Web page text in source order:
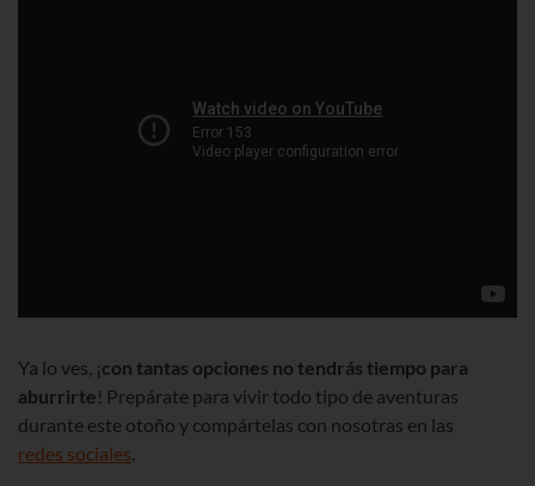
Ya lo ves, ¡con tantas opciones no tendrás tiempo para
aburrirte! Prepárate para vivir todo tipo de aventuras
durante este otoño y compártelas con nosotras en las
redes sociales.